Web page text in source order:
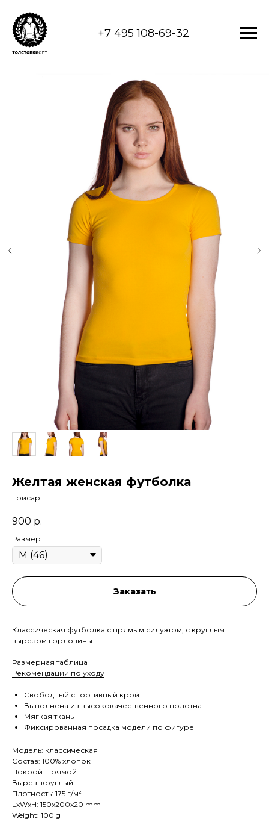
+7 495 108-69-32
Желтая женская футболка
Трисар
900 р.
Размер
Заказать
Классическая футболка с прямым силуэтом, с круглым
вырезом горловины.
Размерная таблица
Рекомендации по уходу
Свободный спортивный крой
Выполнена из высококачественного полотна
Мягкая ткань
Фиксированная посадка модели по фигуре
Модель: классическая
Состав: 100% хлопок
Покрой: прямой
Вырез: круглый
Плотность: 175 г/м²
LxWxH: 150x200x20 mm
Weight: 100 g